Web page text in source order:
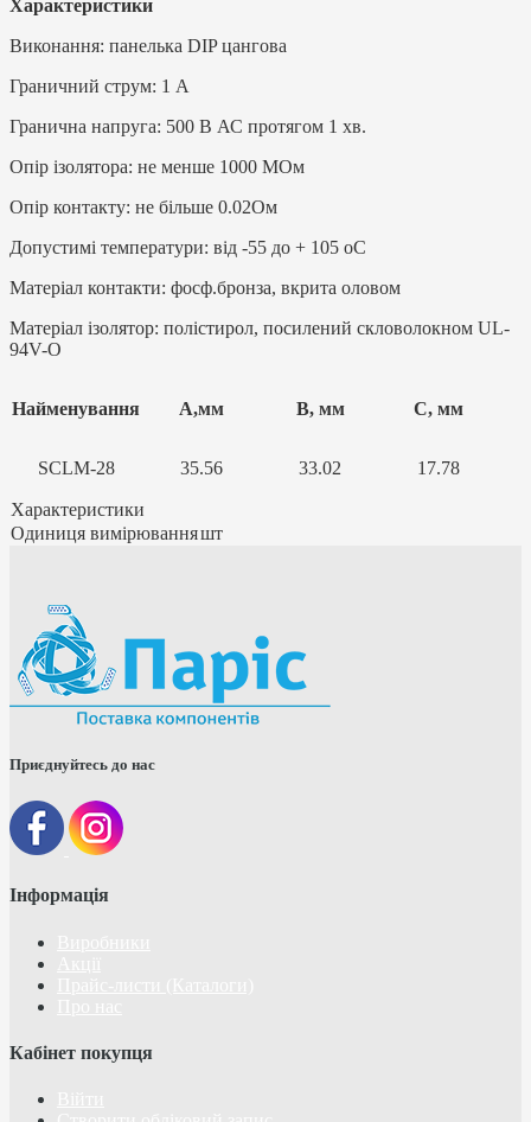
Характеристики
Виконання: панелька DIP цангова
Граничний струм: 1 A
Гранична напруга: 500 В АС протягом 1 хв.
Опір ізолятора: не менше 1000 МОм
Опір контакту: не більше 0.02Ом
Допустимі температури: від -55 до + 105 oC
Матеріал контакти: фосф.бронза, вкрита оловом
Матеріал ізолятор: полістирол, посилений скловолокном UL-
94V-O
Найменування А,мм В, мм С, мм
SCLM-28 35.56 33.02 17.78
Характеристики
Одиниця вимірюванняшт
Приєднуйтесь до нас
Інформація
Кабінет покупця